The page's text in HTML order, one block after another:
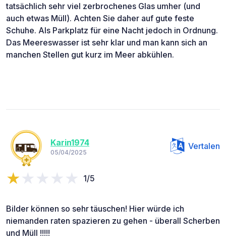
tatsächlich sehr viel zerbrochenes Glas umher (und
auch etwas Müll). Achten Sie daher auf gute feste
Schuhe. Als Parkplatz für eine Nacht jedoch in Ordnung.
Das Meereswasser ist sehr klar und man kann sich an
manchen Stellen gut kurz im Meer abkühlen.
Karin1974
05/04/2025
Vertalen
1/5
Bilder können so sehr täuschen! Hier würde ich
niemanden raten spazieren zu gehen - überall Scherben
und Müll !!!!!